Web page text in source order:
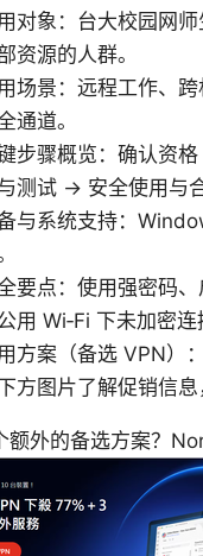
对象：台大校园网
资源的人群。
场景：远程工作、
通道。
步骤概览：确认资
测试 → 安全使用与
与系统支持：
要点：使用强密码
用 Wi‑Fi 下未加密连
方案（备选 VPN）
方图片了解促销信
额外的备选方案？